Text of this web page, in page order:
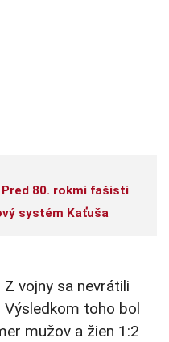
80. rokmi fašisti
systém Kaťuša
vojny sa nevrátili
Výsledkom toho bol
mužov a žien 1:2